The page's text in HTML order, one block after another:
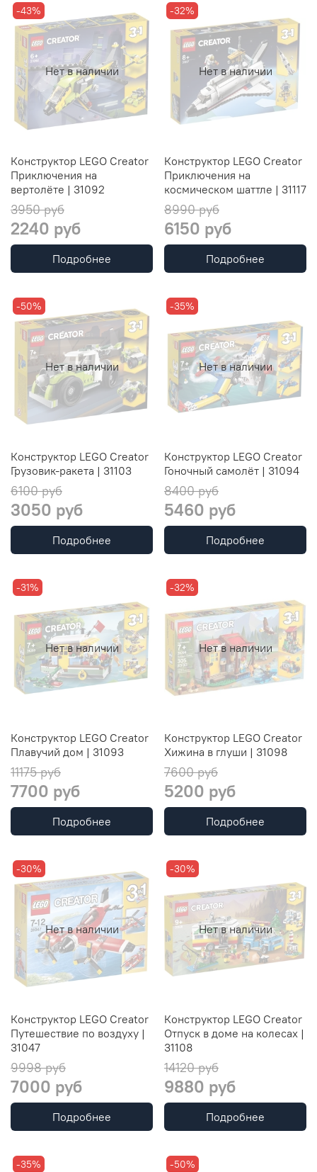
Нет в наличии
-43%
Конструктор LEGO Creator
Приключения на
вертолёте | 31092
3950 руб
2240 руб
Подробнее
Нет в наличии
-32%
Конструктор LEGO Creator
Приключения на
космическом шаттле | 31117
8990 руб
6150 руб
Подробнее
Нет в наличии
-50%
Конструктор LEGO Creator
Грузовик-ракета | 31103
6100 руб
3050 руб
Подробнее
Нет в наличии
-35%
Конструктор LEGO Creator
Гоночный самолёт | 31094
8400 руб
5460 руб
Подробнее
Нет в наличии
-31%
Конструктор LEGO Creator
Плавучий дом | 31093
11175 руб
7700 руб
Подробнее
Нет в наличии
-32%
Конструктор LEGO Creator
Хижина в глуши | 31098
7600 руб
5200 руб
Подробнее
Нет в наличии
-30%
Конструктор LEGO Creator
Путешествие по воздуху |
31047
9998 руб
7000 руб
Подробнее
Нет в наличии
-30%
Конструктор LEGO Creator
Отпуск в доме на колесах |
31108
14120 руб
9880 руб
Подробнее
-35% -50%